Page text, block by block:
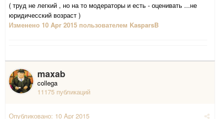
( труд не легкий , но на то модераторы и есть - оценивать ...не
юридичесский возраст )
Изменено 10 Apr 2015 пользователем KasparsB
maxab
collega
11175 публикаций
Опубликовано: 10 Apr 2015